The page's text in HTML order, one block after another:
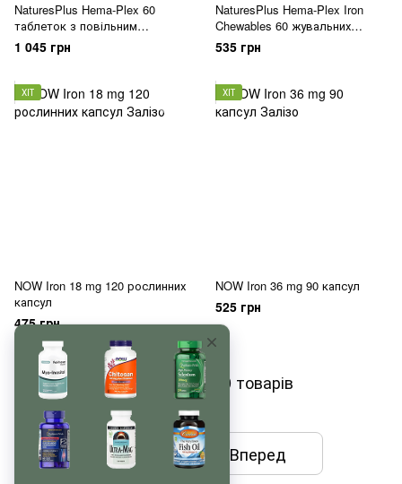
NaturesPlus Hema-Plex 60
таблеток з повільним
вивільненням
1 045 грн
NaturesPlus Hema-Plex Iron
Chewables 60 жувальних
таблеток
535 грн
ХІТ
NOW Iron 18 mg 120 рослинних
капсул
475 грн
ХІТ
NOW Iron 36 mg 90 капсул
525 грн
Показати ще 20 товарів
Назад 1з 3 Вперед